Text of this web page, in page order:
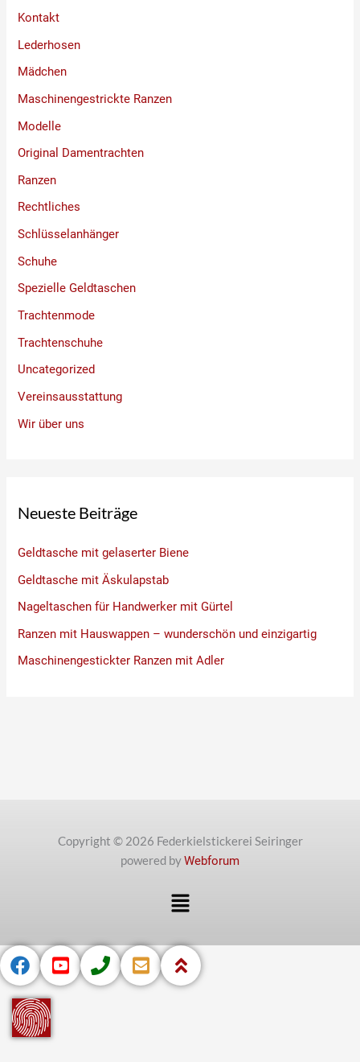
Kontakt
Lederhosen
Mädchen
Maschinengestrickte Ranzen
Modelle
Original Damentrachten
Ranzen
Rechtliches
Schlüsselanhänger
Schuhe
Spezielle Geldtaschen
Trachtenmode
Trachtenschuhe
Uncategorized
Vereinsausstattung
Wir über uns
Neueste Beiträge
Geldtasche mit gelaserter Biene
Geldtasche mit Äskulapstab
Nageltaschen für Handwerker mit Gürtel
Ranzen mit Hauswappen – wunderschön und einzigartig
Maschinengestickter Ranzen mit Adler
Copyright © 2026 Federkielstickerei Seiringer
powered byWebforum
Menü